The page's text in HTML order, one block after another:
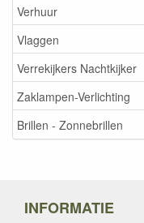
Verhuur
Vlaggen
Verrekijkers Nachtkijker
Zaklampen-Verlichting
Brillen - Zonnebrillen
INFORMATIE